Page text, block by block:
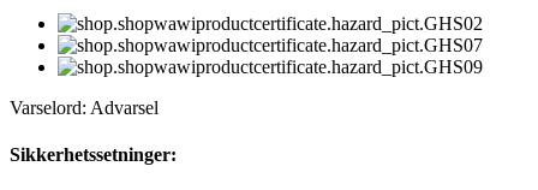
Varselord: Advarsel
Sikkerhetssetninger: